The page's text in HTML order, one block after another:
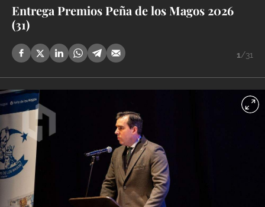
Entrega Premios Peña de los Magos 2026
(31)
1/31